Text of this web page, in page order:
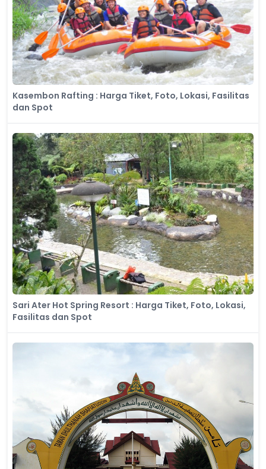
Kasembon Rafting : Harga Tiket, Foto, Lokasi, Fasilitas
dan Spot
Sari Ater Hot Spring Resort : Harga Tiket, Foto, Lokasi,
Fasilitas dan Spot